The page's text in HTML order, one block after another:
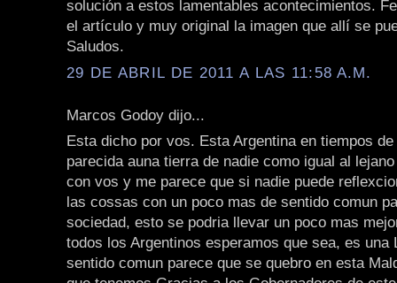
solución a estos lamentables acontecimientos.
el artículo y muy original la imagen que allí se
Saludos.
29 DE ABRIL DE 2011 A LAS 11:58 A.M.
Marcos Godoy dijo...
Esta dicho por vos. Esta Argentina en tiempos
parecida auna tierra de nadie como igual al
con vos y me parece que si nadie puede
las cossas con un poco mas de sentido comun
sociedad, esto se podria llevar un poco mas
todos los Argentinos esperamos que sea, es una
sentido comun parece que se quebro en esta